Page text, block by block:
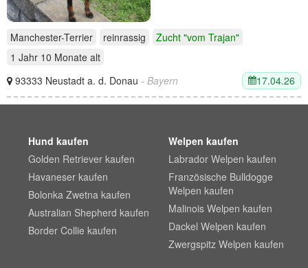
Manchester-Terrier reinrassig
Zucht "vom Trajan"
1 Jahr 10 Monate alt
93333 Neustadt a. d. Donau - Bayern 17.04.26
Hund kaufen
Golden Retriever kaufen
Havaneser kaufen
Bolonka Zwetna kaufen
Australian Shepherd kaufen
Border Collie kaufen
Welpen kaufen
Labrador Welpen kaufen
Französische Bulldogge
Welpen kaufen
Malinois Welpen kaufen
Dackel Welpen kaufen
Zwergspitz Welpen kaufen